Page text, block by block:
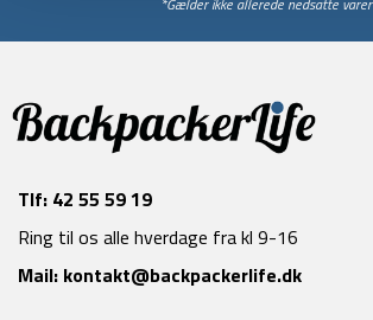
*Gælder ikke allerede nedsatte varer
Tlf: 42 55 59 19
Ring til os alle hverdage fra kl 9-16
Mail: kontakt@backpackerlife.dk